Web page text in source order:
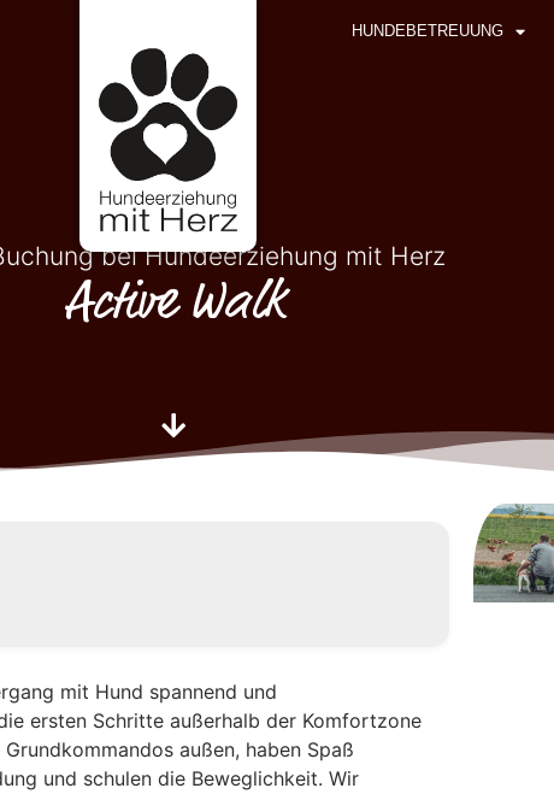
HUNDEBETREUUNG
bei Hundeerziehung mit Herz
Active Walk
mit Hund spannend und
ersten Schritte außerhalb der Komfortzone
außen, haben Spaß
und schulen die Beweglichkeit. Wir